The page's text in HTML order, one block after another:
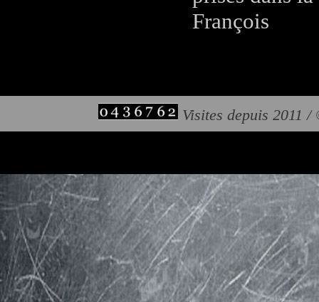
François
Visites depuis 2011